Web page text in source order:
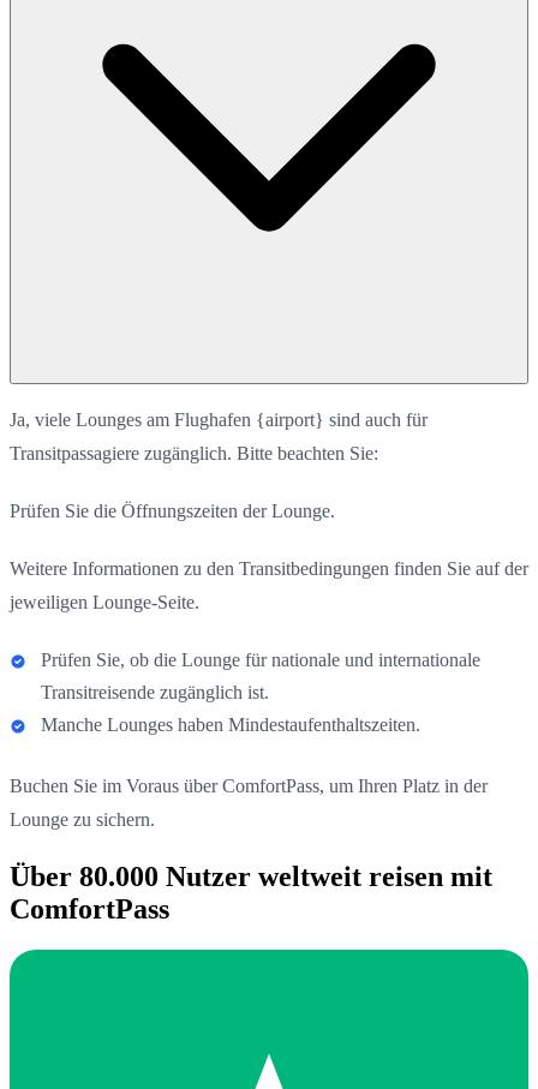
Ja, viele Lounges am Flughafen {airport} sind auch für
Transitpassagiere zugänglich. Bitte beachten Sie:
Prüfen Sie die Öffnungszeiten der Lounge.
Weitere Informationen zu den Transitbedingungen finden Sie auf der
jeweiligen Lounge-Seite.
Prüfen Sie, ob die Lounge für nationale und internationale
Transitreisende zugänglich ist.
Manche Lounges haben Mindestaufenthaltszeiten.
Buchen Sie im Voraus über ComfortPass, um Ihren Platz in der
Lounge zu sichern.
Über 80.000 Nutzer weltweit reisen mit
ComfortPass